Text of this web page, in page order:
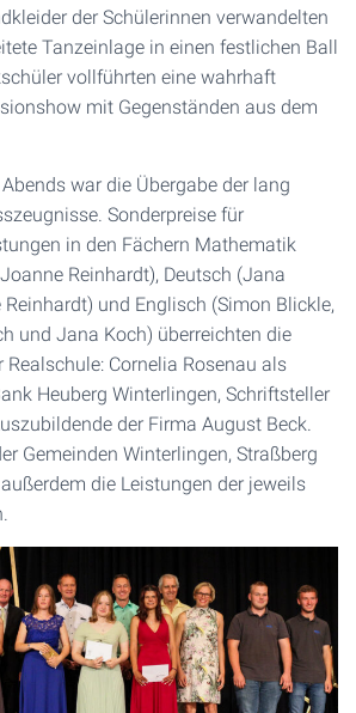
der Schülerinnen verwandelten
Tanzeinlage in einen festlichen Ball
vollführten eine wahrhaft
mit Gegenständen aus dem
war die Übergabe der lang
Sonderpreise für
in den Fächern Mathematik
Reinhardt), Deutsch (Jana
und Englisch (Simon Blickle,
und Jana Koch) überreichten die
Cornelia Rosenau als
Heuberg Winterlingen, Schriftsteller
der Firma August Beck.
Gemeinden Winterlingen, Straßberg
die Leistungen der jeweils